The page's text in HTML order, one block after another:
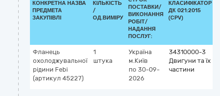
КОНКРЕТНА НАЗВА
ПРЕДМЕТА
ЗАКУПІВЛІ
КІЛЬКІСТЬ
/
ОД.ВИМІРУ
ПОСТАВКИ/
ВИКОНАННЯ
РОБІТ/
НАДАННЯ
ПОСЛУГ:
КЛАСИФІКАТОР
ДК 021:2015
(CPV)
Фланець
охолоджувальної
рідини Febi
(артикул 45227)
1
штука
Україна
м.Київ
по 30-09-
2026
34310000-3
Двигуни та їх
частини